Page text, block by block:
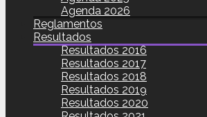
Agenda 2026
Reglamentos
Resultados
Resultados 2016
Resultados 2017
Resultados 2018
Resultados 2019
Resultados 2020